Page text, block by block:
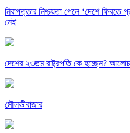
নিরাপত্তার নিশ্চয়তা পেলে ‘দেশে
নেই
দেশের ২৩তম রাষ্ট্রপতি কে হচ্ছেন?
মৌলভীবাজার